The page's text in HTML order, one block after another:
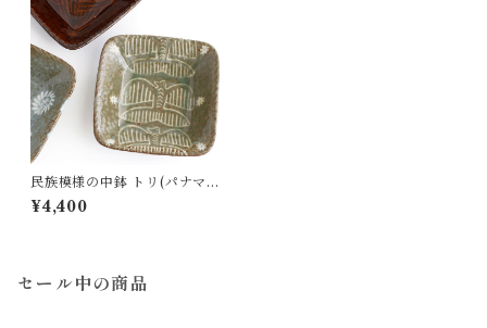
民族模様の中鉢 トリ(パナマ
クナ族 モラ刺繍) 陶器 OKAM
A Studio 岡安まりな
¥4,400
セール中の商品